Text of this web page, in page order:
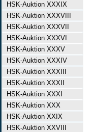
HSK-Auktion XXXIX
HSK-Auktion XXXVIII
HSK-Auktion XXXVII
HSK-Auktion XXXVI
HSK-Auktion XXXV
HSK-Auktion XXXIV
HSK-Auktion XXXIII
HSK-Auktion XXXII
HSK-Auktion XXXI
HSK-Auktion XXX
HSK-Auktion XXIX
HSK-Auktion XXVIII